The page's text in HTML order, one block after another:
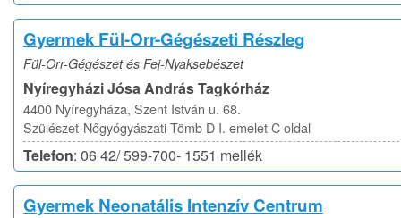
Gyermek Fül-Orr-Gégészeti Részleg
Fül-Orr-Gégészet és Fej-Nyaksebészet
Nyíregyházi Jósa András Tagkórház
4400 Nyíregyháza, Szent István u. 68.
Szülészet-Nőgyógyászati Tömb D I. emelet C oldal
Telefon: 06 42/ 599-700- 1551 mellék
Gyermek Neonatális Intenzív Centrum